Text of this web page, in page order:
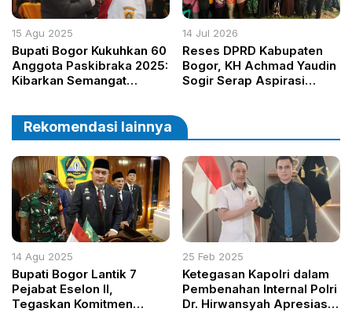
15 Agu 2025
Bupati Bogor Kukuhkan 60
Anggota Paskibraka 2025:
Kibarkan Semangat
14 Jul 2026
Reses DPRD Kabupaten
Bogor, KH Achmad Yaudin
Sogir Serap Aspirasi
Rekomendasi lainnya
14 Agu 2025
Bupati Bogor Lantik 7
Pejabat Eselon II,
Tegaskan Komitmen
25 Feb 2025
Ketegasan Kapolri dalam
Pembenahan Internal Polri
Dr. Hirwansyah Apresiasi